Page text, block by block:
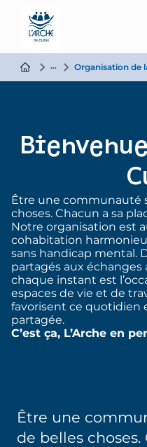
La communauté
Organisation de
Être une communauté
choses. Chacun a sa
Notre organisation est
cohabitation
sans handicap mental.
partagés aux échanges
chaque instant est
espaces de vie et de
favorisent ce quotidien
partagée.
C’est ça, L’Arche en
Être une
de belles choses.